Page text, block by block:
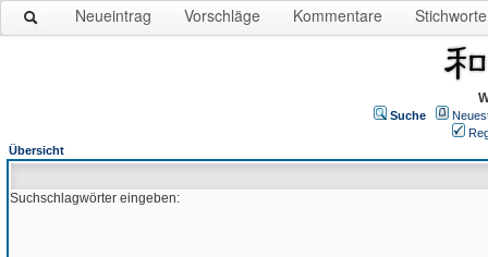
Neueintrag Vorschläge Kommentare Stichworte
Suche
Übersicht
Suchschlagwörter eingeben: